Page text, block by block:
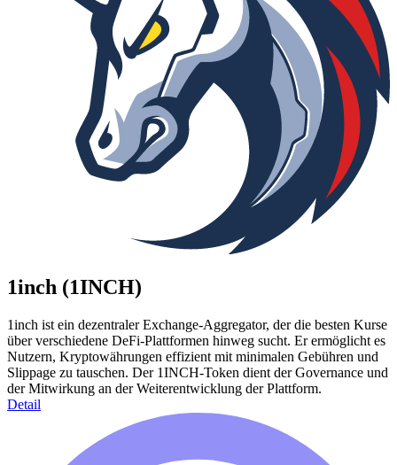
1inch (1INCH)
1inch ist ein dezentraler Exchange-Aggregator, der die besten Kurse
über verschiedene DeFi-Plattformen hinweg sucht. Er ermöglicht es
Nutzern, Kryptowährungen effizient mit minimalen Gebühren und
Slippage zu tauschen. Der 1INCH-Token dient der Governance und
der Mitwirkung an der Weiterentwicklung der Plattform.
Detail